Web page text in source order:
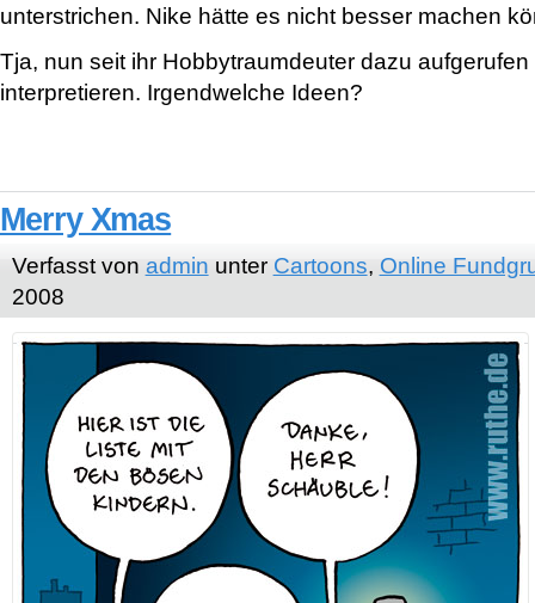
unterstrichen. Nike hätte es nicht besser machen
Tja, nun seit ihr Hobbytraumdeuter dazu
interpretieren. Irgendwelche Ideen?
Merry Xmas
Verfasst von admin unter Cartoons, Online
2008